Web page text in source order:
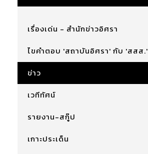
เรื่องเด่น - สำนักข่าวอิศรา
ไขคำตอบ 'สถาบันอิศรา' กับ 'สสส.'
ข่าว
เวทีทัศน์
รายงาน-สกู๊ป
เกาะประเด็น